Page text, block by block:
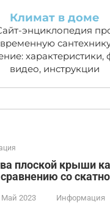
Климат в доме
энциклопедия
характеристики,
видео, инструкции
плоской крыши
со
Май 2023 Информация